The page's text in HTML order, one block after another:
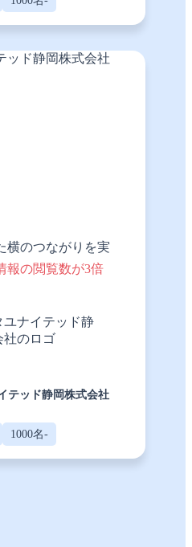
横のつながりを実
報の閲覧数が3倍
テッド静岡株式会社
1000名-